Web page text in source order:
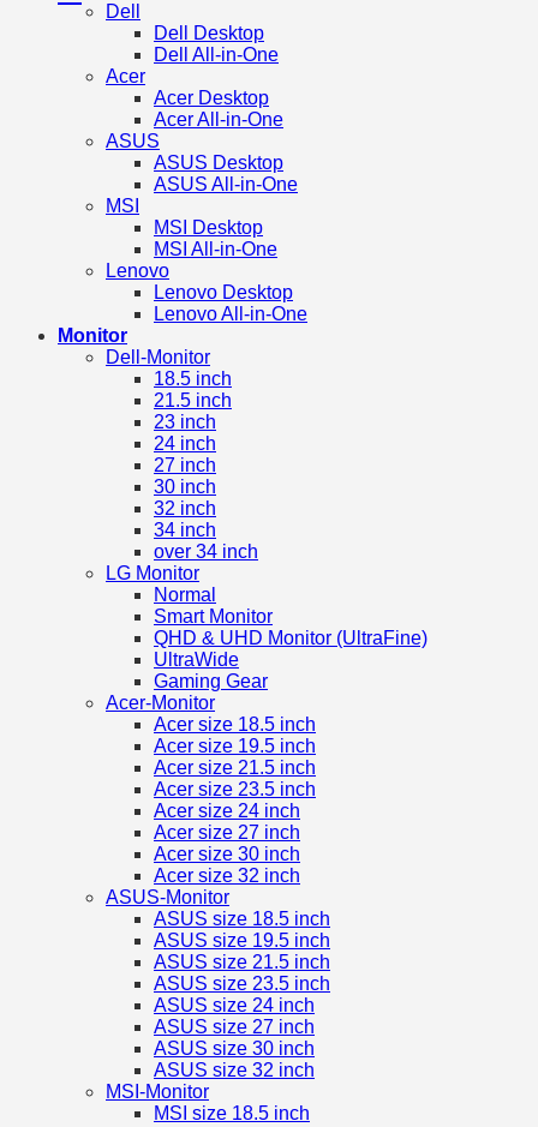
Dell
Dell Desktop
Dell All-in-One
Acer
Acer Desktop
Acer All-in-One
ASUS
ASUS Desktop
ASUS All-in-One
MSI
MSI Desktop
MSI All-in-One
Lenovo
Lenovo Desktop
Lenovo All-in-One
Monitor
Dell-Monitor
18.5 inch
21.5 inch
23 inch
24 inch
27 inch
30 inch
32 inch
34 inch
over 34 inch
LG Monitor
Normal
Smart Monitor
QHD & UHD Monitor (UltraFine)
UltraWide
Gaming Gear
Acer-Monitor
Acer size 18.5 inch
Acer size 19.5 inch
Acer size 21.5 inch
Acer size 23.5 inch
Acer size 24 inch
Acer size 27 inch
Acer size 30 inch
Acer size 32 inch
ASUS-Monitor
ASUS size 18.5 inch
ASUS size 19.5 inch
ASUS size 21.5 inch
ASUS size 23.5 inch
ASUS size 24 inch
ASUS size 27 inch
ASUS size 30 inch
ASUS size 32 inch
MSI-Monitor
MSI size 18.5 inch